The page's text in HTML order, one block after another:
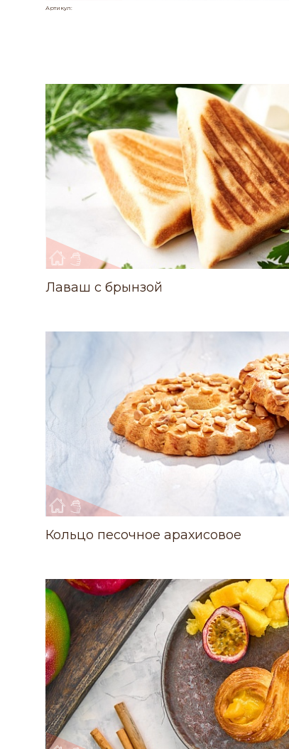
Артикул:
Лаваш с брынзой
Кольцо песочное арахисовое